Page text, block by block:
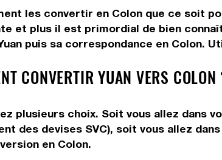
les convertir en Colon que ce soit
et plus il est primordial de bien
puis sa correspondance en Colon.
CONVERTIR YUAN VERS
plusieurs choix. Soit vous allez dans
des devises SVC), soit vous allez
en Colon.